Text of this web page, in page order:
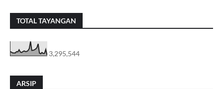
TOTAL TAYANGAN
3,295,544
ARSIP